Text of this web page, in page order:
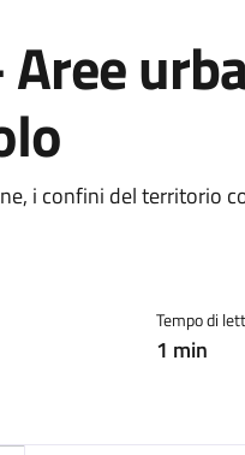
Aree
i confini del territorio
Tempo di
1 min